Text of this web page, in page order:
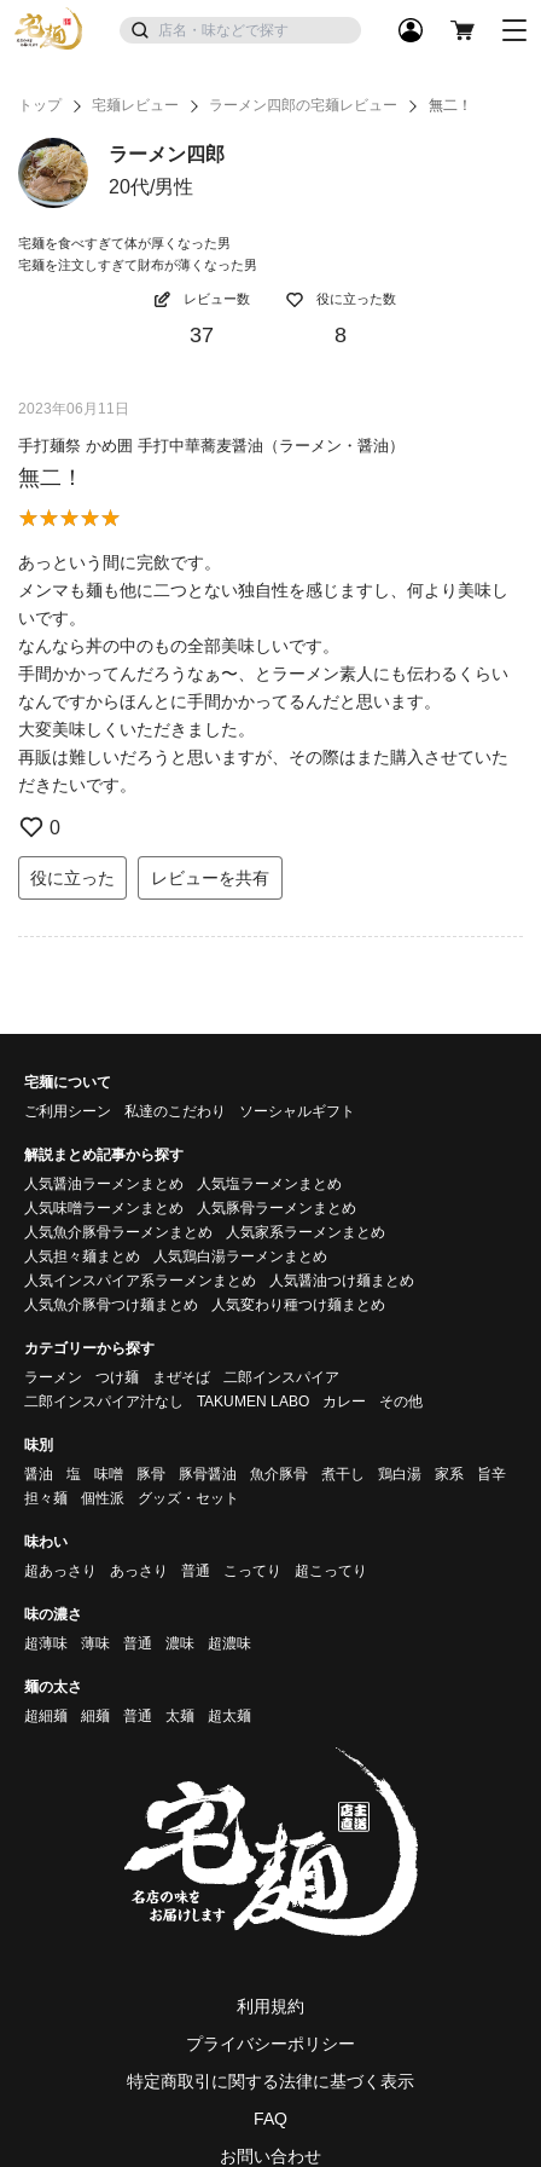
トップ 宅麺レビュー ラーメン四郎の宅麺レビュー 無二！
ラーメン四郎
20代/男性
宅麺を食べすぎて体が厚くなった男
宅麺を注文しすぎて財布が薄くなった男
レビュー数
37
役に立った数
8
2023年06月11日
手打麺祭 かめ囲 手打中華蕎麦醤油（ラーメン・醤油）
無二！
あっという間に完飲です。
メンマも麺も他に二つとない独自性を感じますし、何より美味し
いです。
なんなら丼の中のもの全部美味しいです。
手間かかってんだろうなぁ〜、とラーメン素人にも伝わるくらい
なんですからほんとに手間かかってるんだと思います。
大変美味しくいただきました。
再販は難しいだろうと思いますが、その際はまた購入させていた
だきたいです。
0
役に立った レビューを共有
宅麺について
ご利用シーン
私達のこだわり ソーシャルギフト
解説まとめ記事から探す
人気醤油ラーメンまとめ
人気塩ラーメンまとめ
人気味噌ラーメンまとめ
人気豚骨ラーメンまとめ
人気魚介豚骨ラーメンまとめ
人気家系ラーメンまとめ
人気担々麺まとめ
人気鶏白湯ラーメンまとめ
人気インスパイア系ラーメンまとめ
人気醤油つけ麺まとめ
人気魚介豚骨つけ麺まとめ
人気変わり種つけ麺まとめ
カテゴリーから探す
ラーメン
つけ麺 まぜそば
二郎インスパイア
二郎インスパイア汁なし
TAKUMEN LABO カレー その他
味別
醤油
塩 味噌 豚骨 豚骨醤油 魚介豚骨 煮干し 鶏白湯 家系
旨辛
担々麺
個性派 グッズ・セット
味わい
超あっさり
あっさり 普通 こってり 超こってり
味の濃さ
超薄味
薄味 普通 濃味 超濃味
麺の太さ
超細麺
細麺 普通 太麺 超太麺
利用規約
プライバシーポリシー
特定商取引に関する法律に基づく表示
FAQ
お問い合わせ